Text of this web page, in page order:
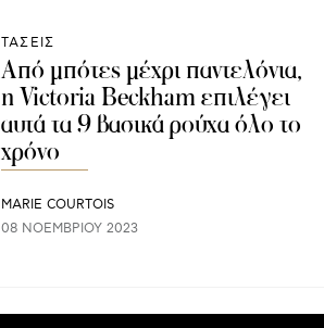
ΤΑΣΕΙΣ
Από μπότες μέχρι παντελόνια,
η Victoria Beckham επιλέγει
αυτά τα 9 βασικά ρούχα όλο το
χρόνο
MARIE COURTOIS
08 ΝΟΕΜΒΡΊΟΥ 2023